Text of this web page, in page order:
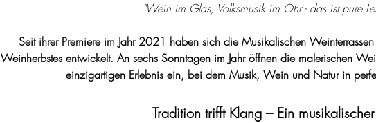
"Wein im Glas, Volksmusik im Ohr - das ist pure
Seit ihrer Premiere im Jahr 2021 haben sich die Musikalischen
Weinherbstes entwickelt. An sechs Sonntagen im Jahr öffnen die malerischen
einzigartigen Erlebnis ein, bei dem Musik, Wein und Natur in
Tradition trifft Klang – Ein